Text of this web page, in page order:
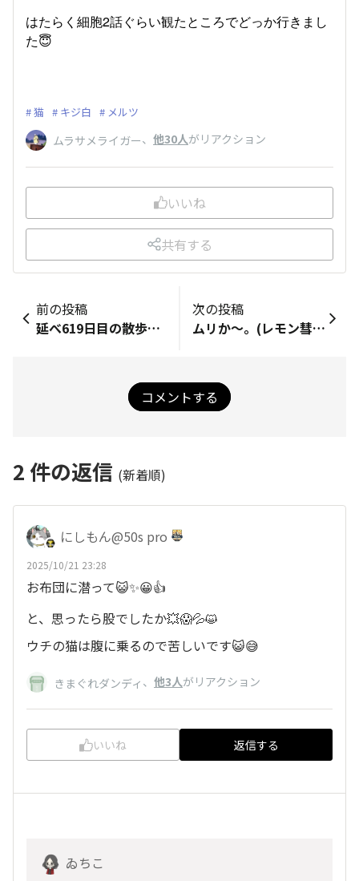
はたらく細胞2話ぐらい観たところでどっか行きまし
た😇
猫 キジ白 メルツ
ムラサメライガー、 他30人がリアクション
いいね
共有する
前の投稿
延べ619日目の散歩終了～
次の投稿
ムリか〜。(レモン彗星)😵‍💫
コメントする
2 件の返信 (新着順)
にしもん@50s pro
2025/10/21 23:28
お布団に潜って😺✨😀👍
と、思ったら股でしたか💥😱💦😺
ウチの猫は腹に乗るので苦しいです😺😅
きまぐれダンディ 、 他3人がリアクション
いいね 返信する
ゐちこ